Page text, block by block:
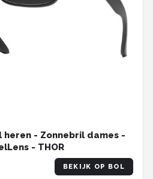
heren - Zonnebril dames -
- THOR
BEKIJK OP BOL